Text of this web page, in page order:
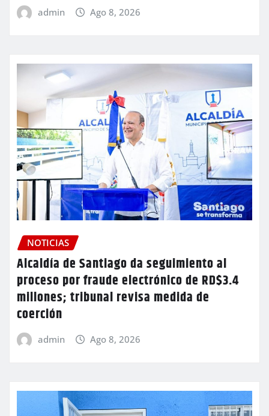
admin Ago 8, 2026
NOTICIAS
Alcaldía de Santiago da seguimiento al
proceso por fraude electrónico de RD$3.4
millones; tribunal revisa medida de
coerción
admin Ago 8, 2026